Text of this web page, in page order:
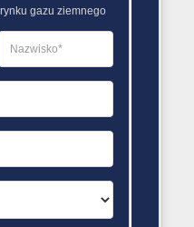
gazu ziemnego